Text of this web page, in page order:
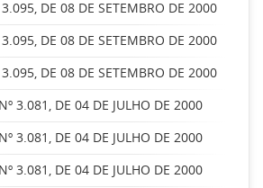
3.095, DE 08 DE SETEMBRO DE 2000
3.095, DE 08 DE SETEMBRO DE 2000
3.095, DE 08 DE SETEMBRO DE 2000
3.081, DE 04 DE JULHO DE 2000
3.081, DE 04 DE JULHO DE 2000
3.081, DE 04 DE JULHO DE 2000